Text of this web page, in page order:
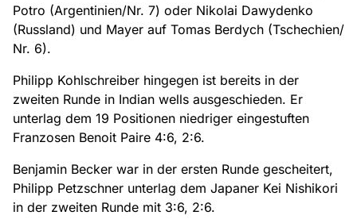
Potro (Argentinien/Nr. 7) oder Nikolai Dawydenko
(Russland) und Mayer auf Tomas Berdych (Tschechien/
Nr. 6).
Philipp Kohlschreiber hingegen ist bereits in der
zweiten Runde in Indian wells ausgeschieden. Er
unterlag dem 19 Positionen niedriger eingestuften
Franzosen Benoit Paire 4:6, 2:6.
Benjamin Becker war in der ersten Runde gescheitert,
Philipp Petzschner unterlag dem Japaner Kei Nishikori
in der zweiten Runde mit 3:6, 2:6.